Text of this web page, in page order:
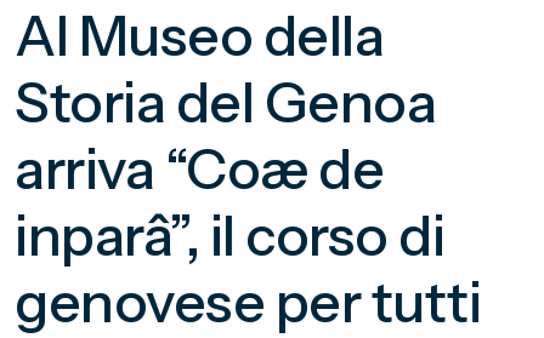
Al Museo della
Storia del Genoa
arriva “Coæ de
inparâ”, il corso di
genovese per tutti